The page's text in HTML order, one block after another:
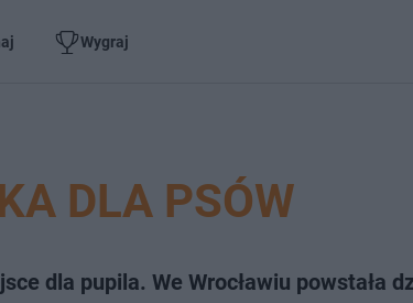
Wygraj
DLA PSÓW
dla pupila. We Wrocławiu powstała